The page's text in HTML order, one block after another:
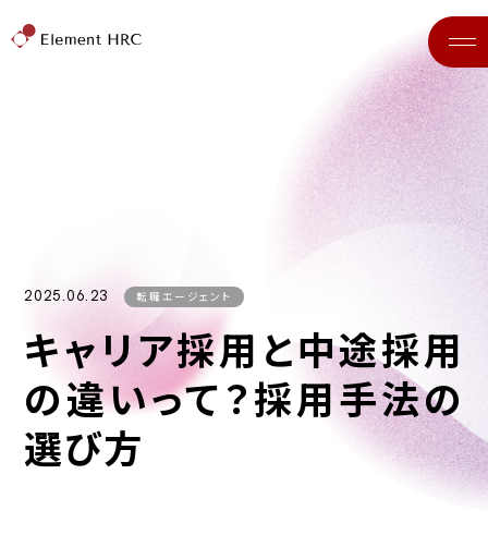
2025.06.23 転職エージェント
キャリア採用と中途採用
の違いって？採用手法の
選び方